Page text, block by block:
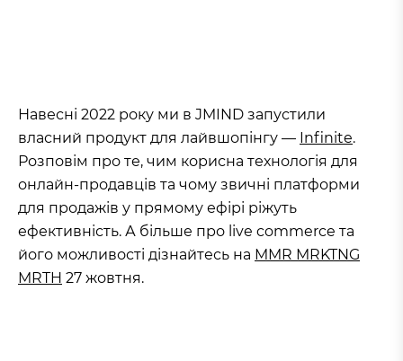
Навесні 2022 року ми в JMIND запустили
власний продукт для лайвшопінгу — Infinite.
Розповім про те, чим корисна технологія для
онлайн-продавців та чому звичні платформи
для продажів у прямому ефірі ріжуть
ефективність. А більше про live commerce та
його можливості дізнайтесь на MMR MRKTNG
MRTH 27 жовтня.